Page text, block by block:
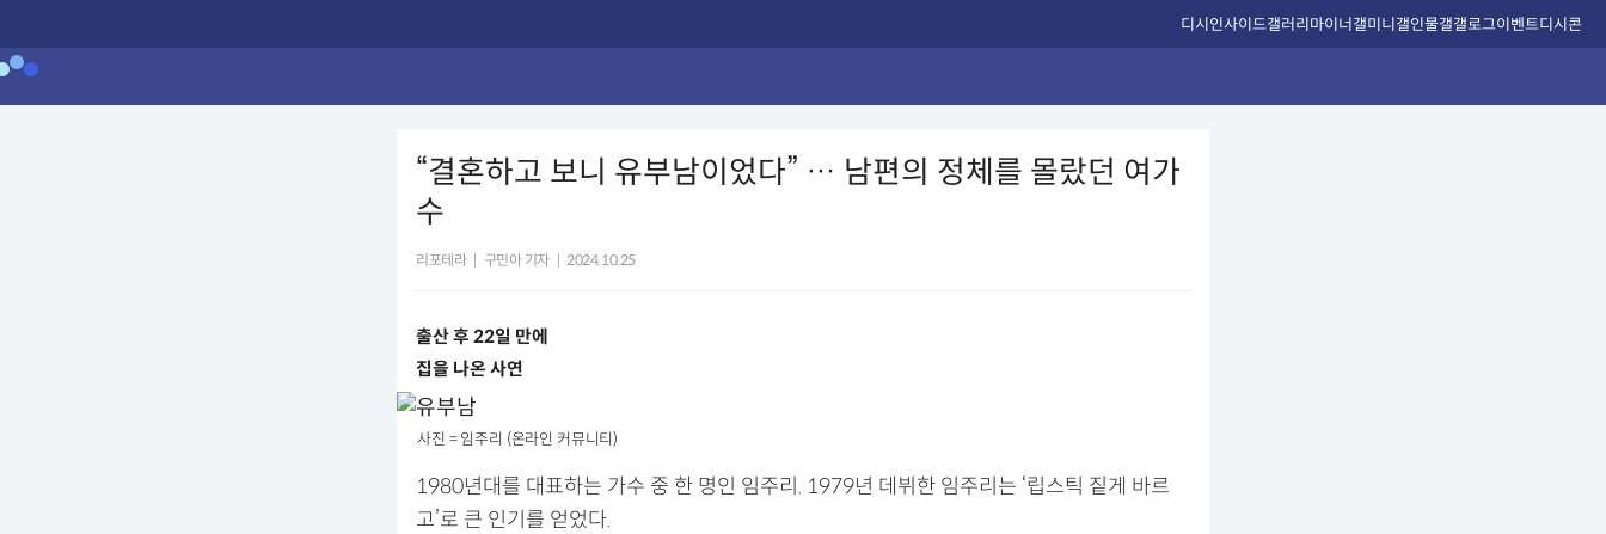
디시인사이드갤러리마이너갤미니갤인물갤갤로그이벤트디시콘
“결혼하고 보니 유부남이었다” … 남편의 정체를 몰랐던 여가
수
리포테라 구민아 기자 2024.10.25
출산 후 22일 만에
집을 나온 사연
사진 = 임주리 (온라인 커뮤니티)
1980년대를 대표하는 가수 중 한 명인 임주리. 1979년 데뷔한 임주리는 ‘립스틱 짙게 바르
고’로 큰 인기를 얻었다.